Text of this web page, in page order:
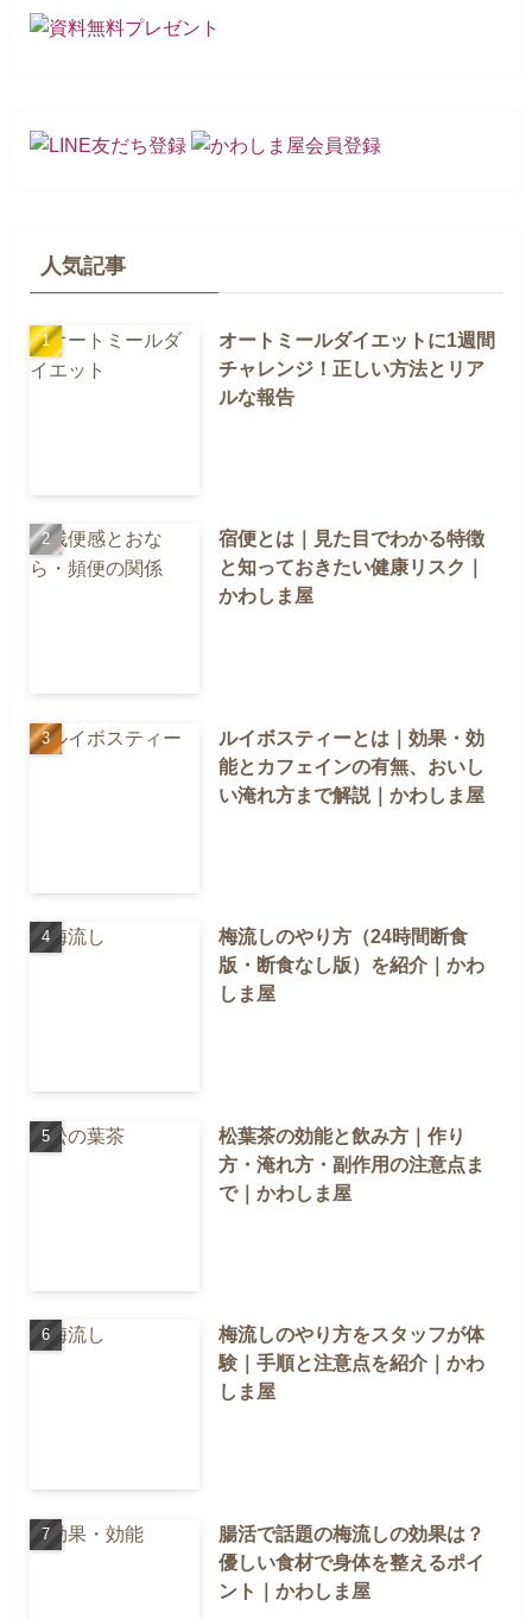
人気記事
オートミールダイエットに1週間
チャレンジ！正しい方法とリア
ルな報告
宿便とは｜見た目でわかる特徴
と知っておきたい健康リスク｜
かわしま屋
ルイボスティーとは｜効果・効
能とカフェインの有無、おいし
い淹れ方まで解説｜かわしま屋
梅流しのやり方（24時間断食
版・断食なし版）を紹介｜かわ
しま屋
松葉茶の効能と飲み方｜作り
方・淹れ方・副作用の注意点ま
で｜かわしま屋
梅流しのやり方をスタッフが体
験｜手順と注意点を紹介｜かわ
しま屋
腸活で話題の梅流しの効果は？
優しい食材で身体を整えるポイ
ント｜かわしま屋